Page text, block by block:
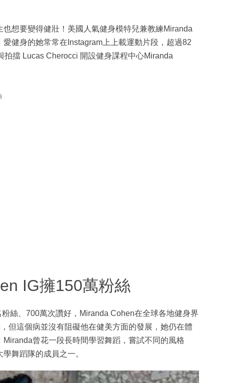
想要變得健壯！美國人氣健身模特兒兼教練Miranda
健身的她常常在Instagram上上載運動片段，超過82
擋 Lucas Cherocci 開設健身課程中心Miranda
IG擁150萬粉絲
絲、700萬次讚好，Miranda Cohen在全球各地健身界
但這個病並沒有阻礙他在健美方面的發展，她仍在體
曾花一段長時間學習舞蹈，嘗試不同的風格
舞蹈隊的成員之一。